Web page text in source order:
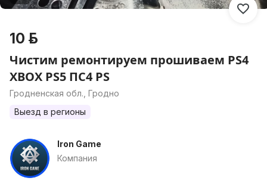
10 р.
Чистим ремонтируем прошиваем PS4
XBOX PS5 ПС4 PS
Гродненская обл., Гродно
Выезд в регионы
Iron Game
Компания